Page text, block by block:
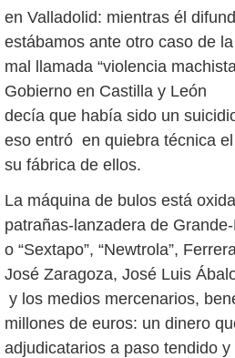
en Valladolid: mientras él
estábamos ante otro caso de la
mal llamada “violencia
Gobierno en Castilla y León
decía que había sido un
eso entró en quiebra técnica
su fábrica de ellos.
La máquina de bulos está
patrañas-lanzadera de
o “Sextapo”, “Newtrola”,
José Zaragoza, José Luis
y los medios mercenarios,
millones de euros: un dinero
adjudicatarios a paso tendido